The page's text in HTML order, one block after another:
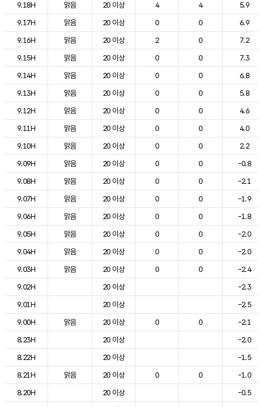
9.18H
맑음 20 이상 4 4
5.9
9.17H
맑음 20 이상 0 0
6.9
9.16H
맑음 20 이상 2 0
7.2
9.15H
맑음 20 이상 0 0
7.3
9.14H
맑음 20 이상 0 0
6.8
9.13H
맑음 20 이상 0 0
5.8
9.12H
맑음 20 이상 0 0
4.6
9.11H
맑음 20 이상 0 0
4.0
9.10H
맑음 20 이상 0 0
2.2
9.09H
맑음 20 이상 0 0
-0.8
9.08H
맑음 20 이상 0 0
-2.1
9.07H
맑음 20 이상 0 0
-1.9
9.06H
맑음 20 이상 0 0
-1.8
9.05H
맑음 20 이상 0 0
-2.0
9.04H
맑음 20 이상 0 0
-2.0
9.03H
맑음 20 이상 0 0
-2.4
9.02H
20 이상
-2.3
9.01H
20 이상
-2.5
9.00H
맑음 20 이상 0 0
-2.1
8.23H
20 이상
-2.0
8.22H
20 이상
-1.5
8.21H
맑음 20 이상 0 0
-1.0
8.20H
20 이상
-0.5